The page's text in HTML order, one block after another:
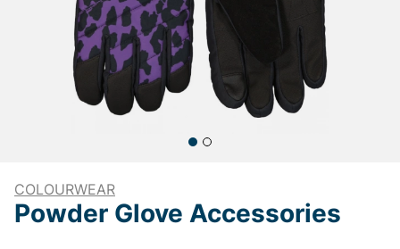
COLOURWEAR
Powder Glove Accessories